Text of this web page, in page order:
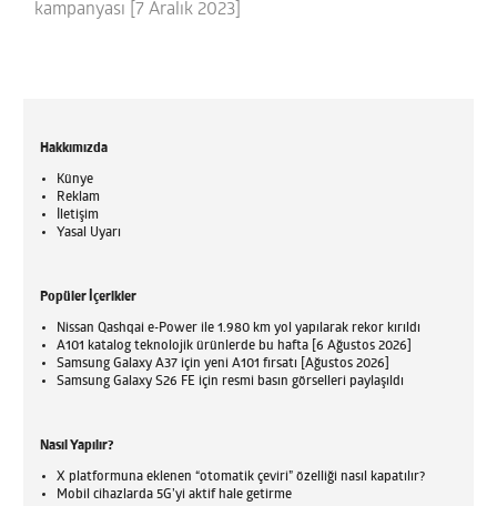
kampanyası [7 Aralık 2023]
Hakkımızda
Künye
Reklam
İletişim
Yasal Uyarı
Popüler İçerikler
Nissan Qashqai e-Power ile 1.980 km yol yapılarak rekor kırıldı
A101 katalog teknolojik ürünlerde bu hafta [6 Ağustos 2026]
Samsung Galaxy A37 için yeni A101 fırsatı [Ağustos 2026]
Samsung Galaxy S26 FE için resmi basın görselleri paylaşıldı
Nasıl Yapılır?
X platformuna eklenen “otomatik çeviri” özelliği nasıl kapatılır?
Mobil cihazlarda 5G’yi aktif hale getirme